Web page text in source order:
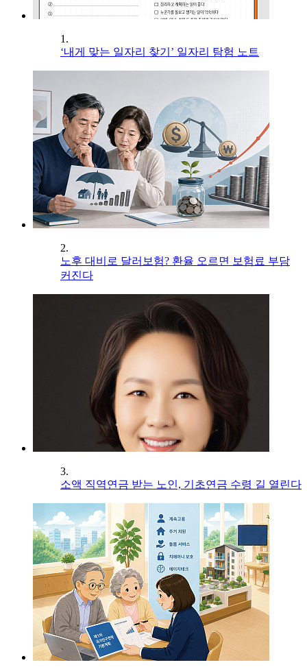
1.
‘내게 맞는 일자리 찾기’ 일자리 탐험 노트
2.
노후 대비로 달러보험? 환율 오르면 보험료 부담
커진다
3.
소액 직역연금 받는 노인, 기초연금 수령 길 열린다